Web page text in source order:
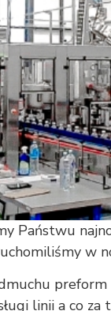
Państwu
w
linii a co